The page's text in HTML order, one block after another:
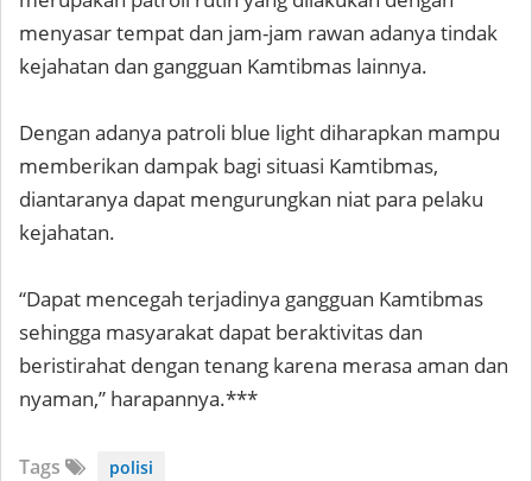
menyasar tempat dan jam-jam rawan adanya tindak
kejahatan dan gangguan Kamtibmas lainnya.
Dengan adanya patroli blue light diharapkan mampu
memberikan dampak bagi situasi Kamtibmas,
diantaranya dapat mengurungkan niat para pelaku
kejahatan.
“Dapat mencegah terjadinya gangguan Kamtibmas
sehingga masyarakat dapat beraktivitas dan
beristirahat dengan tenang karena merasa aman dan
nyaman,” harapannya.***
Tags polisi